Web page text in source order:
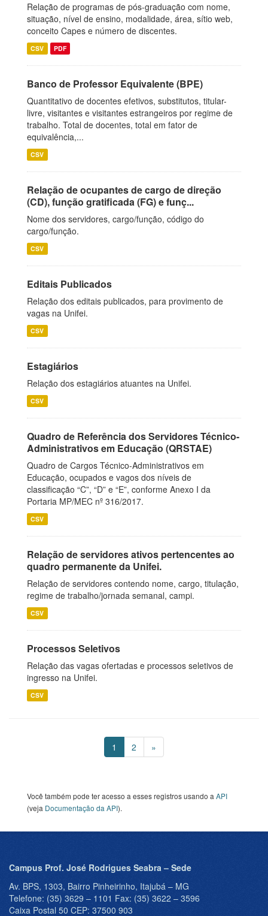
Relação de programas de pós-graduação com nome,
situação, nível de ensino, modalidade, área, sítio web,
conceito Capes e número de discentes.
CSV PDF
Banco de Professor Equivalente (BPE)
Quantitativo de docentes efetivos, substitutos, titular-
livre, visitantes e visitantes estrangeiros por regime de
trabalho. Total de docentes, total em fator de
equivalência,...
CSV
Relação de ocupantes de cargo de direção
(CD), função gratificada (FG) e funç...
Nome dos servidores, cargo/função, código do
cargo/função.
CSV
Editais Publicados
Relação dos editais publicados, para provimento de
vagas na Unifei.
CSV
Estagiários
Relação dos estagiários atuantes na Unifei.
CSV
Quadro de Referência dos Servidores Técnico-
Administrativos em Educação (QRSTAE)
Quadro de Cargos Técnico-Administrativos em
Educação, ocupados e vagos dos níveis de
classificação “C”, “D” e “E”, conforme Anexo I da
Portaria MP/MEC nº 316/2017.
CSV
Relação de servidores ativos pertencentes ao
quadro permanente da Unifei.
Relação de servidores contendo nome, cargo, titulação,
regime de trabalho/jornada semanal, campi.
CSV
Processos Seletivos
Relação das vagas ofertadas e processos seletivos de
ingresso na Unifei.
CSV
1 2 »
Você também pode ter acesso a esses registros usando a API
(veja Documentação da API).
Campus Prof. José Rodrigues Seabra – Sede
Av. BPS, 1303, Bairro Pinheirinho, Itajubá – MG
Telefone: (35) 3629 – 1101 Fax: (35) 3622 – 3596
Caixa Postal 50 CEP: 37500 903